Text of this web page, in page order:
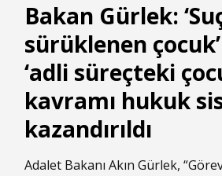
Bakan Gürlek:
sürüklenen
‘adli süreçteki
kavramı hukuk
kazandırıldı
Adalet Bakanı Akın Gürlek,